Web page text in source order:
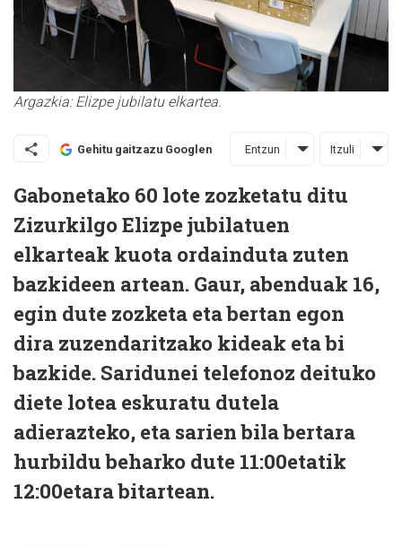
Argazkia: Elizpe jubilatu elkartea.
Gehitu gaitzazu Googlen Entzun Itzuli
Gabonetako 60 lote zozketatu ditu
Zizurkilgo Elizpe jubilatuen
elkarteak kuota ordainduta zuten
bazkideen artean. Gaur, abenduak 16,
egin dute zozketa eta bertan egon
dira zuzendaritzako kideak eta bi
bazkide. Saridunei telefonoz deituko
diete lotea eskuratu dutela
adierazteko, eta sarien bila bertara
hurbildu beharko dute 11:00etatik
12:00etara bitartean.